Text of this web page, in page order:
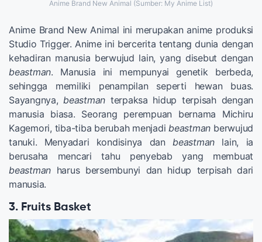
Anime Brand New Animal (Sumber: My Anime List)
Anime Brand New Animal ini merupakan anime produksi
Studio Trigger. Anime ini bercerita tentang dunia dengan
kehadiran manusia berwujud lain, yang disebut dengan
beastman. Manusia ini mempunyai genetik berbeda,
sehingga memiliki penampilan seperti hewan buas.
Sayangnya, beastman terpaksa hidup terpisah dengan
manusia biasa. Seorang perempuan bernama Michiru
Kagemori, tiba-tiba berubah menjadi beastman berwujud
tanuki. Menyadari kondisinya dan beastman lain, ia
berusaha mencari tahu penyebab yang membuat
beastman harus bersembunyi dan hidup terpisah dari
manusia.
3. Fruits Basket